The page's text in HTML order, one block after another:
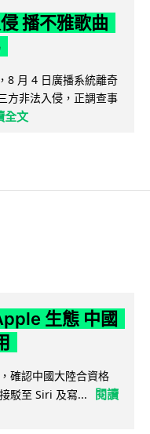
播不雅歌曲
8 月 4 日廣播系統離奇
方非法入侵，正調查事
全文
生態 中國
確認中國大陸合資格
駁至 Siri 及寫...
閱讀